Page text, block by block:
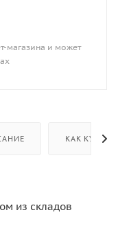
магазина и может
КАК КУПИТЬ
из складов